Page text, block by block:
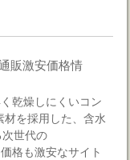
販激安価格情
乾燥しにくいコン
材を採用した、含水
世代の
格も激安なサイト